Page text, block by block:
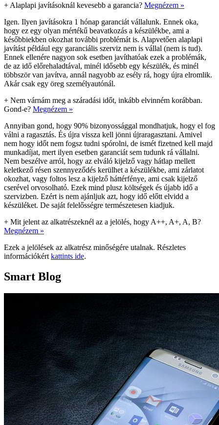
+ Alaplapi javításoknál kevesebb a garancia? Megnézem »
Igen. Ilyen javításokra 1 hónap garanciát vállalunk. Ennek oka,
hogy ez egy olyan mértékű beavatkozás a készülékbe, ami a
későbbiekben okozhat további problémát is. Alapvetően alaplapi
javítást például egy garanciális szerviz nem is vállal (nem is tud).
Ennek ellenére nagyon sok esetben javíthatóak ezek a problémák,
de az idő előrehaladtával, minél idősebb egy készülék, és minél
többször van javítva, annál nagyobb az esély rá, hogy újra elromlik.
Akár csak egy öreg személyautónál.
+ Nem várnám meg a száradási időt, inkább elvinném korábban.
Gond-e? Megnézem »
Annyiban gond, hogy 90% bizonyossággal mondhatjuk, hogy el fog
válni a ragasztás. És újra vissza kell jönni újraragasztani. Amivel
nem hogy időt nem fogsz tudni spórolni, de ismét fizetned kell majd
munkadíjat, mert ilyen esetben garanciát sem tudunk rá vállalni.
Nem beszélve arról, hogy az elváló kijelző vagy hátlap mellett
keletkező résen szennyeződés kerülhet a készülékbe, ami zárlatot
okozhat, vagy foltos lesz a kijelző háttérfénye, ami csak kijelző
cserével orvosolható. Ezek mind plusz költségek és újabb idő a
szervizben. Ezért is nem ajánljuk azt, hogy idő előtt elvidd a
készüléket. De saját felelősségre természetesen kiadjuk.
+ Mit jelent az alkatrészeknél az a jelölés, hogy A++, A+, A, B?
Megnézem »
Ezek a jelölések az alkatrész minőségére utalnak. Részletes
információkért kattints ide.
Smart Blog